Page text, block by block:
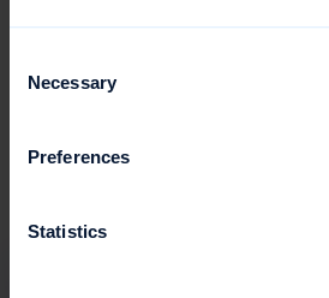
Selection
Necessary
Preferences
Statistics
gezielter haben möchtest, bieten
Anwendungsbeispiele für das
Du möchtest alle Key-Facts zu
unseren Preisen und uns aworkies 💜